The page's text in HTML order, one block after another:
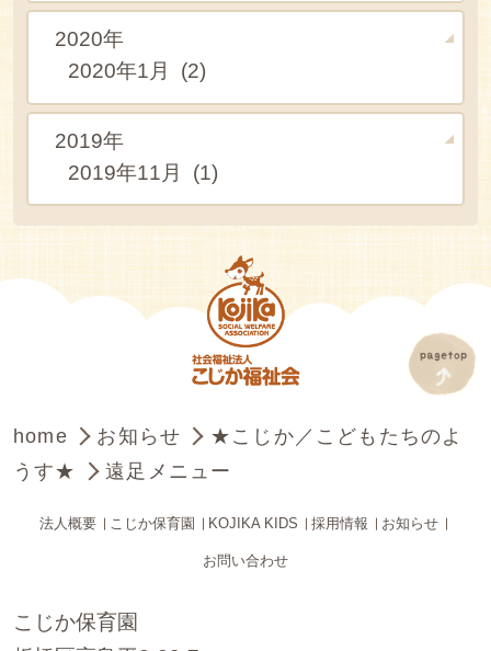
2020年
2020年1月 (2)
2019年
2019年11月 (1)
home お知らせ
★こじか／こどもたちのよ
うす★
遠足メニュー
法人概要 こじか保育園 KOJIKA KIDS 採用情報 お知らせ
お問い合わせ
こじか保育園